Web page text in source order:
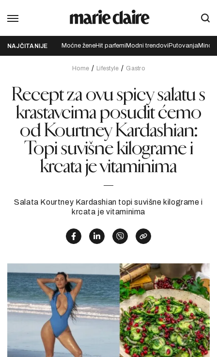
NAJČITANIJE Moćne ženeHit parfemi Modni trendovi Putovanja
Home Lifestyle Gastro
Recept za ovu spicy salatu s
krastavcima posudit ćemo
od Kourtney Kardashian:
Topi suvišne kilograme i
krcata je vitaminima
Salata Kourtney Kardashian topi suvišne kilograme i
krcata je vitaminima